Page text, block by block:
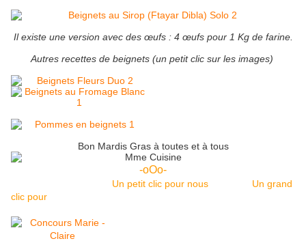
Il existe une version avec des œufs : 4 œufs pour 1 Kg de farine.
Autres recettes de beignets (un petit clic sur les images)
Bon Mardis Gras à toutes et à tous
-oOo-
Un petit clic pour nous Un grand
clic pour